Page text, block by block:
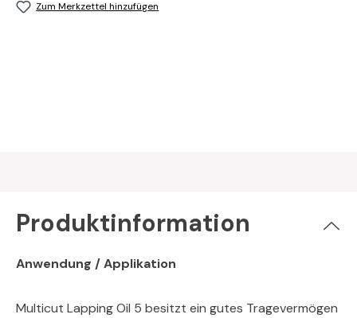
Zum Merkzettel hinzufügen
Produktinformation
Anwendung / Applikation
Multicut Lapping Oil 5 besitzt ein gutes Tragevermögen